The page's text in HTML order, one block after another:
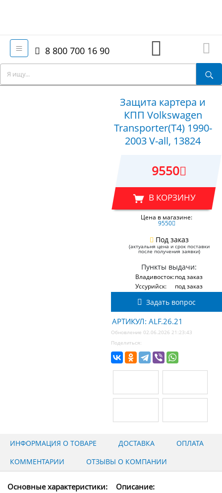
8 800 700 16 90
Защита картера и
КПП Volkswagen
Transporter(T4) 1990-
2003 V-all, 13824
9550
В КОРЗИНУ
Цена в магазине:
9550
Под заказ
(актуальня цена и срок поставки
после получения заявки)
Пункты выдачи:
Владивосток:под заказ
Уссурийск:
под заказ
Задать вопрос
АРТИКУЛ: ALF.26.21
Обновление 02.06.2026 21:23:43
Поделиться:
ИНФОРМАЦИЯ О ТОВАРЕ ДОСТАВКА
ОПЛАТА
КОММЕНТАРИИ
ОТЗЫВЫ О КОМПАНИИ
Основные характеристики: Описание: